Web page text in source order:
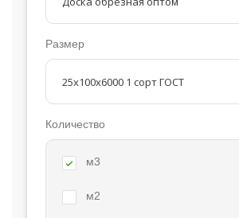
Размер
Количество
м3
м2